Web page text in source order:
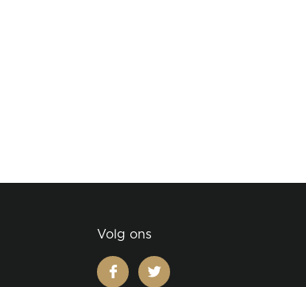
Volg ons
facebooktwitter